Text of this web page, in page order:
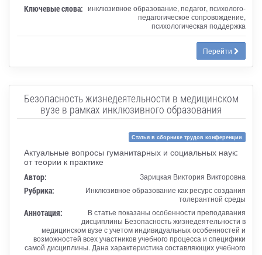
Ключевые слова: инклюзивное образование, педагог, психолого-
педагогическое сопровождение,
психологическая поддержка
Перейти
Безопасность жизнедеятельности в медицинском
вузе в рамках инклюзивного образования
Статья в сборнике трудов конференции
Актуальные вопросы гуманитарных и социальных наук:
от теории к практике
Автор: Зарицкая Виктория Викторовна
Рубрика:
Инклюзивное образование как ресурс создания
толерантной среды
Аннотация:
В статье показаны особенности преподавания
дисциплины Безопасность жизнедеятельности в
медицинском вузе с учетом индивидуальных особенностей и
возможностей всех участников учебного процесса и специфики
самой дисциплины. Дана характеристика составляющих учебного